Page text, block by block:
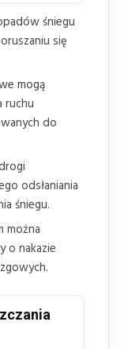
śniegu
się
mogą
ruchu
do
odsłaniania
śniegu.
można
o nakazie